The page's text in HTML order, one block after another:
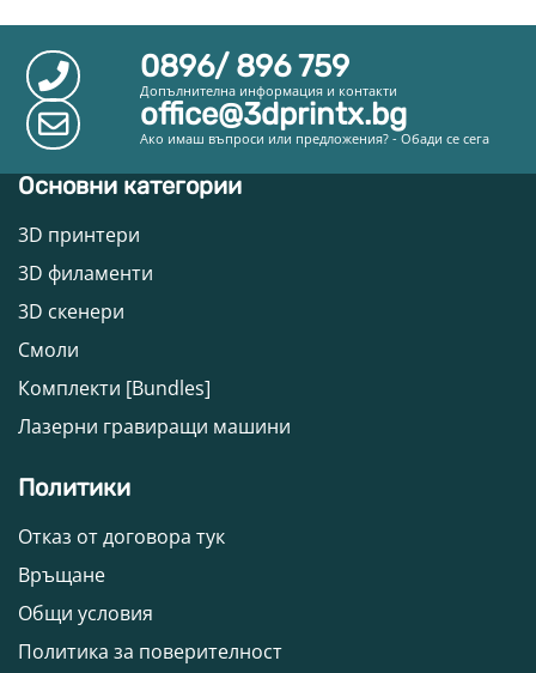
0896/ 896 759
Допълнителна информация и контакти
office@3dprintx.bg
Ако имаш въпроси или предложения? - Обади се сега
Основни категории
3D принтери
3D филаменти
3D скенери
Смоли
Комплекти [Bundles]
Лазерни гравиращи машини
Политики
Отказ от договора тук
Връщане
Общи условия
Политика за поверителност